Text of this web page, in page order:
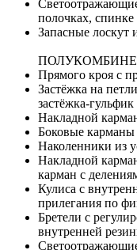
полочках,
Запасные лоскут
Прямого кроя с
Застёжка на
застёжка-
Накладной
Боковые
Наколенники из
Накладной
карман с
Кулиса с
прилегания по
Бретели с
внутренней